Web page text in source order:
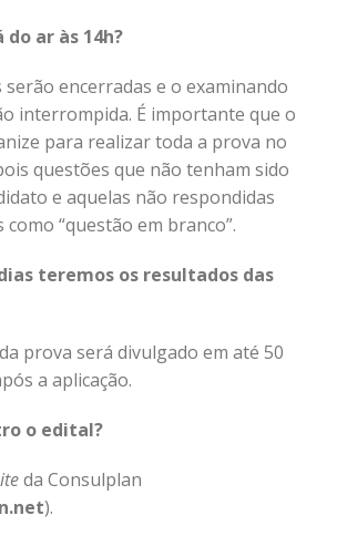
do ar às 14h?
serão encerradas e o examinando
interrompida. É importante que o
para realizar toda a prova no
questões que não tenham sido
e aquelas não respondidas
“questão em branco”.
teremos os resultados das
prova será divulgado em até 50
a aplicação.
o edital?
da Consulplan
).